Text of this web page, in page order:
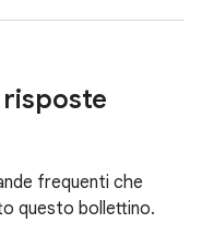
frequenti che
questo bollettino.